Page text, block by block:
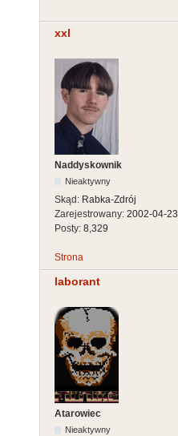
xxl
Naddyskownik
Nieaktywny
Skąd: Rabka-Zdrój
Zarejestrowany: 2002-04-23
Posty: 8,329
Strona
laborant
Atarowiec
Nieaktywny